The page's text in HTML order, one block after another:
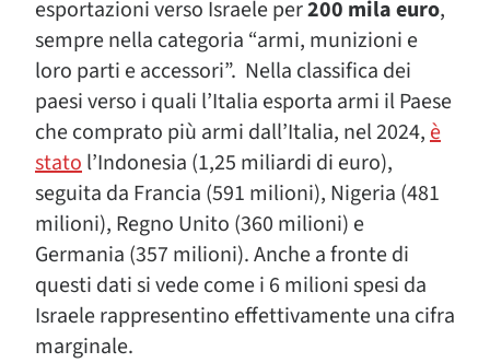
esportazioni verso Israele per200 mila euro,
sempre nella categoria “armi, munizioni e
loro parti e accessori”. Nella classifica dei
paesi verso i quali l’Italia esporta armi il Paese
che comprato più armi dall’Italia, nel 2024,è
statol’Indonesia (1,25 miliardi di euro),
seguita da Francia (591 milioni), Nigeria (481
milioni), Regno Unito (360 milioni) e
Germania (357 milioni). Anche a fronte di
questi dati si vede come i 6 milioni spesi da
Israele rappresentino effettivamente una cifra
marginale.